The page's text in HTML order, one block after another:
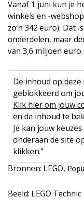
Vanaf 1 juni kun je
winkels en -
zo’n 342 euro). Dat
onderdelen, maar
van 3,6 miljoen euro.
De inhoud op
geblokkeerd om
Klik hier om jouw
en de inhoud te
Je kan jouw
onderaan de site
klikken."
Bronnen: LEGO,
Beeld: LEGO Technic